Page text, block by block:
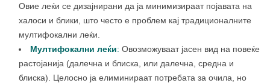
Овие леќи се дизајнирани да ја минимизираат појавата на
халоси и блики, што често е проблем кај традиционалните
мултифокални леќи.
Мултифокални леќи: Овозможуваат јасен вид на повеќе
растојанија (далечна и блиска, или далечна, средна и
блиска). Целосно ја елиминираат потребата за очила, но